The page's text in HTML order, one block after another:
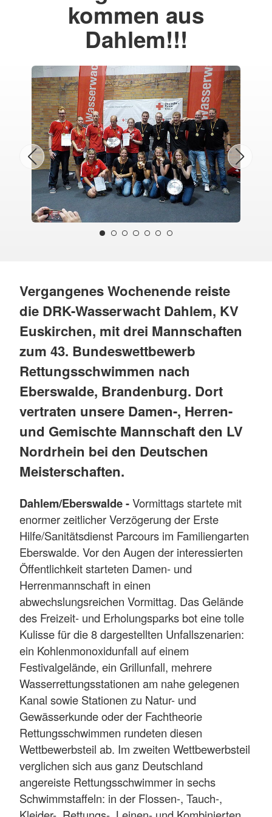
kommen aus
Dahlem!!!
Vergangenes Wochenende reiste
die DRK-Wasserwacht Dahlem, KV
Euskirchen, mit drei Mannschaften
zum 43. Bundeswettbewerb
Rettungsschwimmen nach
Eberswalde, Brandenburg. Dort
vertraten unsere Damen-, Herren-
und Gemischte Mannschaft den LV
Nordrhein bei den Deutschen
Meisterschaften.
Dahlem/Eberswalde -Vormittags startete mit
enormer zeitlicher Verzögerung der Erste
Hilfe/Sanitätsdienst Parcours im Familiengarten
Eberswalde. Vor den Augen der interessierten
Öffentlichkeit starteten Damen- und
Herrenmannschaft in einen
abwechslungsreichen Vormittag. Das Gelände
des Freizeit- und Erholungsparks bot eine tolle
Kulisse für die 8 dargestellten Unfallszenarien:
ein Kohlenmonoxidunfall auf einem
Festivalgelände, ein Grillunfall, mehrere
Wasserrettungsstationen am nahe gelegenen
Kanal sowie Stationen zu Natur- und
Gewässerkunde oder der Fachtheorie
Rettungsschwimmen rundeten diesen
Wettbewerbsteil ab. Im zweiten Wettbewerbsteil
verglichen sich aus ganz Deutschland
angereiste Rettungsschwimmer in sechs
Schwimmstaffeln: in der Flossen-, Tauch-,